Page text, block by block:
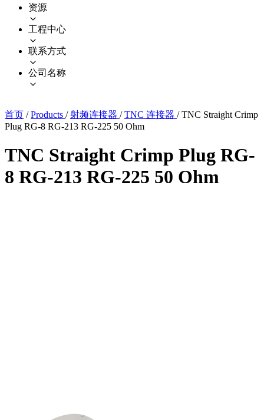
资源
工程中心
联系方式
公司名称
首页 / Products / 射频连接器 / TNC 连接器 / TNC Straight Crimp
Plug RG-8 RG-213 RG-225 50 Ohm
TNC Straight Crimp Plug RG-
8 RG-213 RG-225 50 Ohm